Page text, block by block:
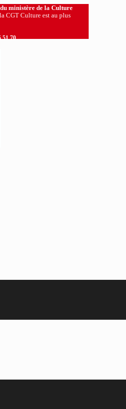
ministère de la Culture
CGT Culture est au plus
51 70